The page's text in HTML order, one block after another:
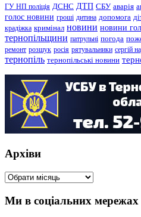
ГУ НП поліція ДСНС ДТП СБУ аварія
голос новини гроші дитина допомога
крадіжка кримінал новини новини
тернопільщини патрульні погода
ремонт розшук росія рятувальники сергій
тернопіль тернопільські новини
Архіви
Архіви
Ми в соціальних мережах